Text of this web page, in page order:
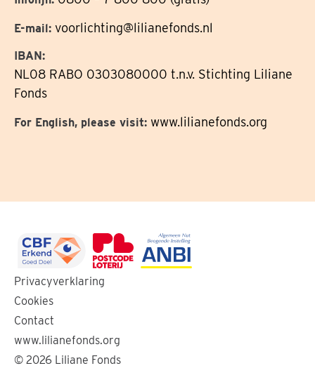
E-mail: voorlichting@lilianefonds.nl
IBAN:
NL08 RABO 0303080000 t.n.v. Stichting Liliane
Fonds
For English, please visit: www.lilianefonds.org
Ga
naar
de
website
van
Ga
website
van
Privacyverklaring
Cookies
Contact
www.lilianefonds.org
© 2026 Liliane Fonds